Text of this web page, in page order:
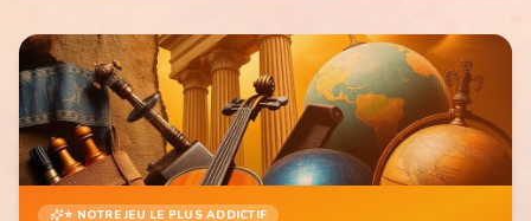
⭐ NOTRE JEU LE PLUS ADDICTIF